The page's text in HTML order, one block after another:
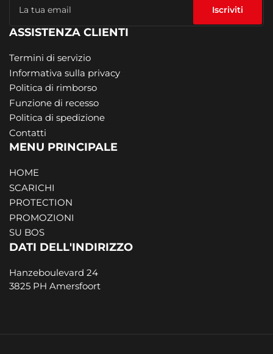
tua
Iscriviti
ASSISTENZA CLIENTI
Termini di servizio
Informativa sulla privacy
Politica di rimborso
Funzione di recesso
Politica di spedizione
Contatti
MENU PRINCIPALE
HOME
SCARICHI
PROTECTION
PROMOZIONI
SU BOS
DATI DELL'INDIRIZZO
Hanzeboulevard 24
3825 PH Amersfoort